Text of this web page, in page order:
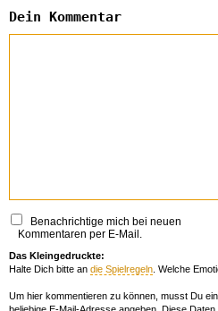
Dein Kommentar
Benachrichtige mich bei neuen
Kommentaren per E-Mail.
Das Kleingedruckte:
Halte Dich bitte an die Spielregeln . Welche
Um hier kommentieren zu können, musst Du